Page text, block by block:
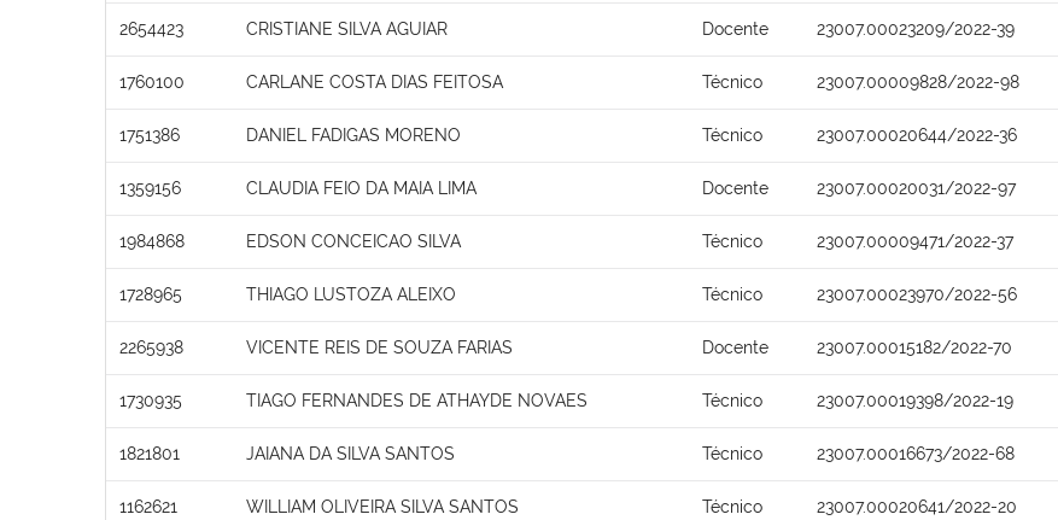
2654423 CRISTIANE SILVA AGUIAR Docente 23007.00023209/2022-39
1760100 CARLANE COSTA DIAS FEITOSA Técnico 23007.00009828/2022-98
1751386 DANIEL FADIGAS MORENO Técnico 23007.00020644/2022-36
1359156 CLAUDIA FEIO DA MAIA LIMA Docente 23007.00020031/2022-97
1984868 EDSON CONCEICAO SILVA Técnico 23007.00009471/2022-37
1728965 THIAGO LUSTOZA ALEIXO Técnico 23007.00023970/2022-56
2265938 VICENTE REIS DE SOUZA FARIAS Docente 23007.00015182/2022-70
1730935 TIAGO FERNANDES DE ATHAYDE NOVAES Técnico 23007.00019398/2022-19
1821801 JAIANA DA SILVA SANTOS Técnico 23007.00016673/2022-68
1162621 WILLIAM OLIVEIRA SILVA SANTOS Técnico 23007.00020641/2022-20